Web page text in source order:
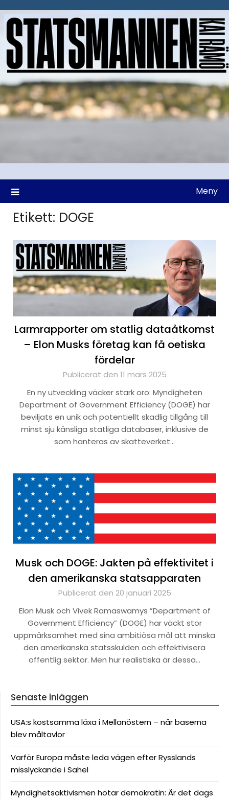
till
Meny
Etikett: DOGE
Larmrapporter om statlig dataåtkomst
– Elon Musks företag kan få oetiska
fördelar
Publicerat den 11 mars 2025
En ny utveckling väcker stark oro: Myndigheten
Department of Government Efficiency (DOGE) har
beviljats en unik och potentiellt skadlig tillgång till
minst sju känsliga statliga databaser, inklusive de
som hanteras av skatteverket…
Musk och DOGE: Jakten på effektivitet i
den amerikanska statsapparaten
Publicerat den 20 januari 2025
Elon Musk och Vivek Ramaswamys ”Department of
Government Efficiency” (DOGE) har väckt stor
uppmärksamhet med sina ambitiösa mål att minska
den amerikanska statsskulden och effektivisera
offentlig sektor. Men hur realistiska är dessa…
Senaste inläggen
USA:s kostsamma läxa i Mellanöstern – när baserna
blev måltavlor
Varför Europa måste leda vägen efter Rysslands
misslyckande i Sahel
Myndighetsaktivismen hotar demokratin: Är det dags